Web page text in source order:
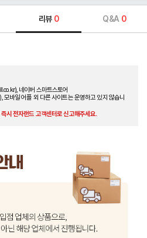
리뷰 0 Q&A 0
네이버 스마트스토어
바일 어플 외 다른 사이트는 운영하고 있지 않습니
즉시 전자랜드 고객센터로 신고해주세요.